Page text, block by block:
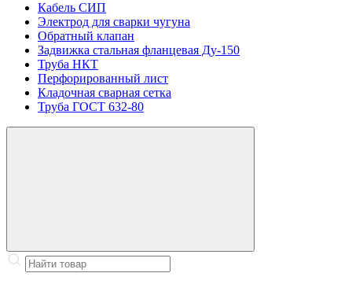
Кабель СИП
Электрод для сварки чугуна
Обратный клапан
Задвижка стальная фланцевая Ду-150
Труба НКТ
Перфорированный лист
Кладочная сварная сетка
Труба ГОСТ 632-80